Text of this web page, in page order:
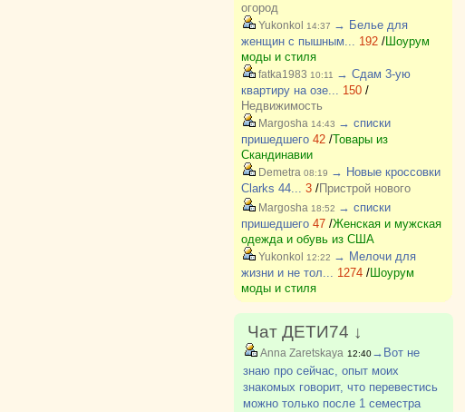
огород
Yukonkol 14:37 → Белье для
женщин с пышным... 192/Шоурум
моды и стиля
fatka1983 10:11
→ Сдам 3-ую
квартиру на озе... 150/
Недвижимость
Margosha 14:43 → списки
пришедшего 42/Товары из
Скандинавии
Demetra 08:19 → Новые кроссовки
Clarks 44... 3/Пристрой нового
Margosha 18:52 → списки
пришедшего 47/Женская и мужская
одежда и обувь из США
Yukonkol 12:22 → Мелочи для
жизни и не тол... 1274/Шоурум
моды и стиля
Чат ДЕТИ74 ↓
Anna Zaretskaya 12:40→Вот не
знаю про сейчас, опыт моих
знакомых говорит, что перевестись
можно только после 1 семестра